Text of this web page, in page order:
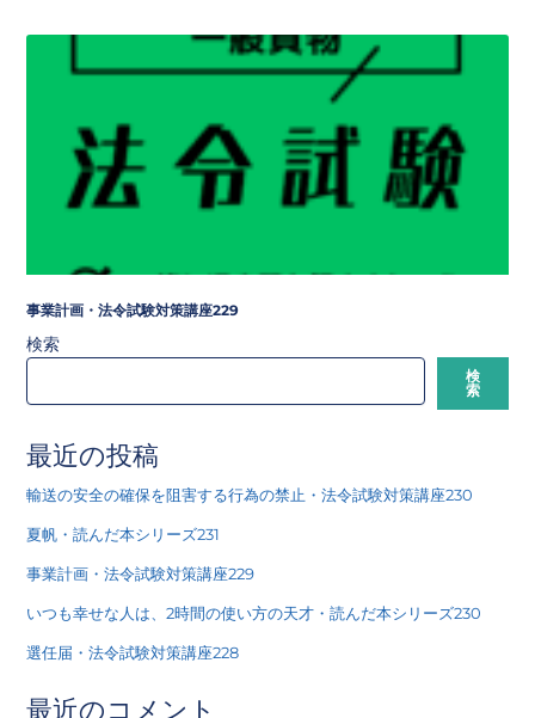
事業計画・法令試験対策講座229
検索
検
索
最近の投稿
輸送の安全の確保を阻害する行為の禁止・法令試験対策講座230
夏帆・読んだ本シリーズ231
事業計画・法令試験対策講座229
いつも幸せな人は、2時間の使い方の天才・読んだ本シリーズ230
選任届・法令試験対策講座228
最近のコメント